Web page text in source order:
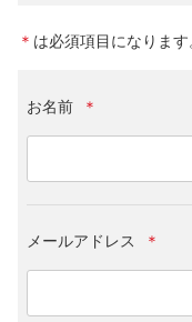
＊ は必須項目になります。
お名前 ＊
メールアドレス ＊